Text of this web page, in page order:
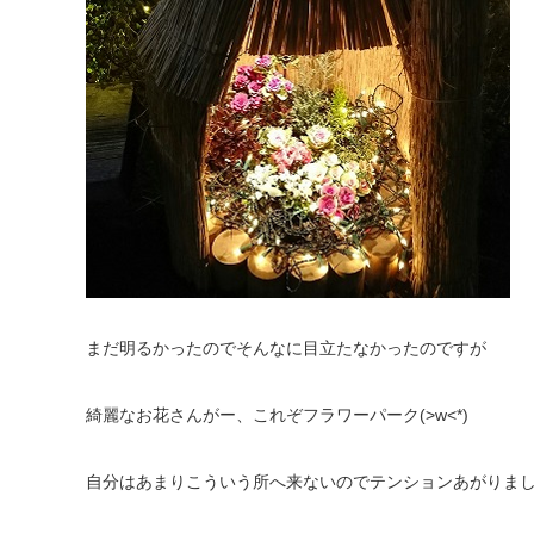
まだ明るかったのでそんなに目立たなかったのですが
綺麗なお花さんがー、これぞフラワーパーク(>w<*)
自分はあまりこういう所へ来ないのでテンションあがりま